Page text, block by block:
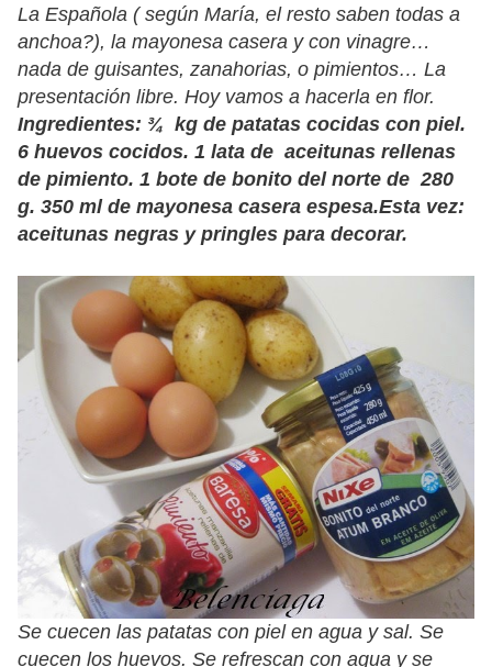
La Española ( según María, el resto saben todas a
anchoa?), la mayonesa casera y con vinagre…
nada de guisantes, zanahorias, o pimientos… La
presentación libre. Hoy vamos a hacerla en flor.
Ingredientes: ¾ kg de patatas cocidas con piel.
6 huevos cocidos. 1 lata de aceitunas rellenas
de pimiento. 1 bote de bonito del norte de 280
g. 350 ml de mayonesa casera espesa.Esta vez:
aceitunas negras y pringles para decorar.
Se cuecen las patatas con piel en agua y sal. Se
cuecen los huevos. Se refrescan con agua y se